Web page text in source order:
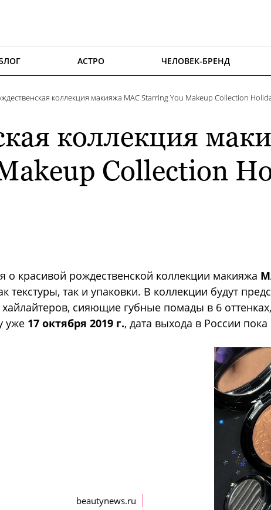
АСТРО ЧЕЛОВЕК-БРЕНД
коллекция макияжа MAC Starring You Makeup Collection
коллекция
Collection
красивой рождественской коллекции макияжа
текстуры, так и упаковки. В коллекции будут
хайлайтеров, сияющие губные помады в 6
уже 17 октября 2019 г., дата выхода в России пока
beautynews.ru